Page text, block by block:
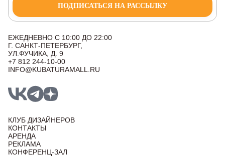
ПОДПИСАТЬСЯ НА РАССЫЛКУ
ЕЖЕДНЕВНО С 10:00 ДО 22:00
Г. САНКТ-ПЕТЕРБУРГ,
УЛ.ФУЧИКА, Д. 9
+7 812 244-10-00
INFO@KUBATURAMALL.RU
КЛУБ ДИЗАЙНЕРОВ
КОНТАКТЫ
АРЕНДА
РЕКЛАМА
КОНФЕРЕНЦ-ЗАЛ